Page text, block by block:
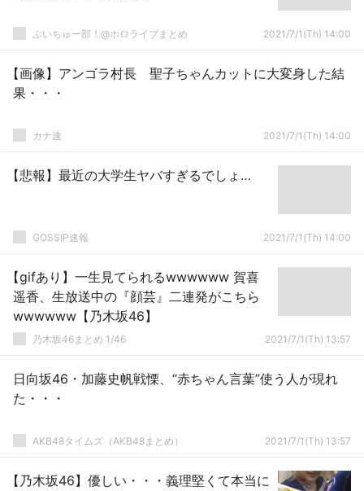
ぶいちゅー部！@ホロライブまとめ 2021/7/1(Th) 14:00
【画像】アンゴラ村長 聖子ちゃんカットに大変身した結
果・・・
カナ速 2021/7/1(Th) 14:00
【悲報】最近の大学生ヤバすぎるでしょ…
GOSSIP速報 2021/7/1(Th) 14:00
【gifあり】一生見てられるwwwwww 賀喜
遥香、生放送中の『顔芸』二連発がこちら
wwwwww【乃木坂46】
乃木坂46まとめ 1/46 2021/7/1(Th) 13:57
日向坂46・加藤史帆戦慄、“赤ちゃん言葉”使う人が現れ
た・・・
AKB48タイムズ（AKB48まとめ） 2021/7/1(Th) 13:57
【乃木坂46】優しい・・・義理堅くて本当に